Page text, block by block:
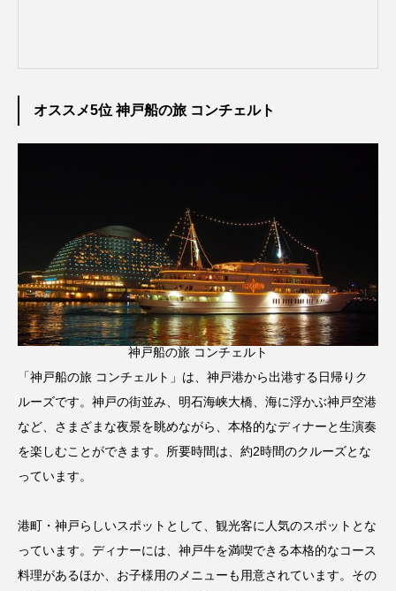
オススメ5位 神戸船の旅 コンチェルト
神戸船の旅 コンチェルト
「神戸船の旅 コンチェルト」は、神戸港から出港する日帰りク
ルーズです。神戸の街並み、明石海峡大橋、海に浮かぶ神戸空港
など、さまざまな夜景を眺めながら、本格的なディナーと生演奏
を楽しむことができます。所要時間は、約2時間のクルーズとな
っています。
港町・神戸らしいスポットとして、観光客に人気のスポットとな
っています。ディナーには、神戸牛を満喫できる本格的なコース
料理があるほか、お子様用のメニューも用意されています。その